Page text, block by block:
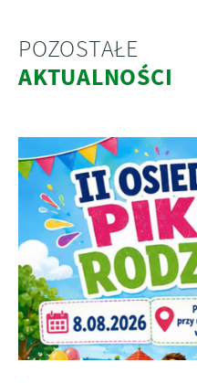
POZOSTAŁE
AKTUALNOŚCI